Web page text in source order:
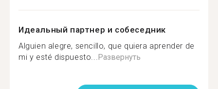
Идеальный партнер и собеседник
Alguien alegre, sencillo, que quiera aprender de
mi y esté dispuesto... Развернуть